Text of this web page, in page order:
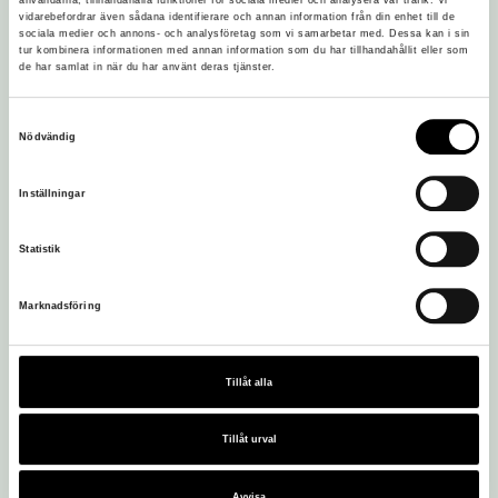
vidarebefordrar även sådana identifierare och annan information från din enhet till de
sociala medier och annons- och analysföretag som vi samarbetar med. Dessa kan i sin
tur kombinera informationen med annan information som du har tillhandahållit eller som
de har samlat in när du har använt deras tjänster.
Nödvändig
Inställningar
Statistik
Marknadsföring
Tillåt alla
Tillåt urval
605 97 Norrköping